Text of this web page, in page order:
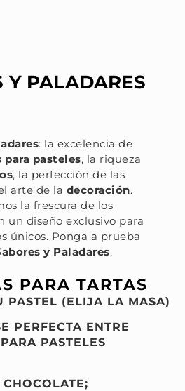
Y PALADARES
: la excelencia de
para pasteles, la riqueza
, la perfección de las
arte de la decoración.
la frescura de los
un diseño exclusivo para
únicos. Ponga a prueba
y Paladares.
PARA TARTAS
PASTEL (ELIJA LA MASA)
PERFECTA ENTRE
PASTELES